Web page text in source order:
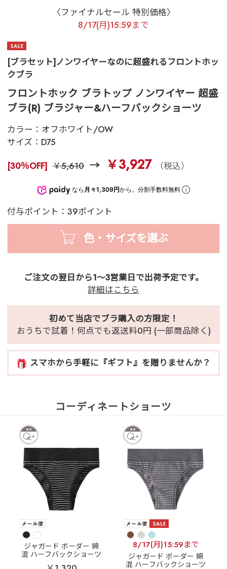
〈ファイナルセール 特別価格〉
8/17(月)15:59まで
[ブラセット]ノンワイヤーなのに超盛れるフロントホッ
クブラ
フロントホック ブラトップ ノンワイヤー 超盛
ブラ(R) ブラジャー&ハーフバックショーツ
カラー： オフホワイト/OW
サイズ： D75
[30％OFF] ￥5,610 ￥3,927 （税込）
なら 月々1,309円から。分割手数料無料
付与ポイント：39ポイント
色・サイズを選ぶ
ご注文の翌日から1～3営業日で出荷予定です。
詳細はこちら
初めて当店でブラ購入の方限定！
おうちで試着！何点でも返送料0円 (一部商品除く)
スマホから手軽に『ギフト』を贈りませんか？
コーディネートショーツ
ジャガード ボーダー 綿
混 ハーフバックショーツ
8/17(月)15:59まで
ジャガード ボーダー 綿
混 ハーフバックショーツ